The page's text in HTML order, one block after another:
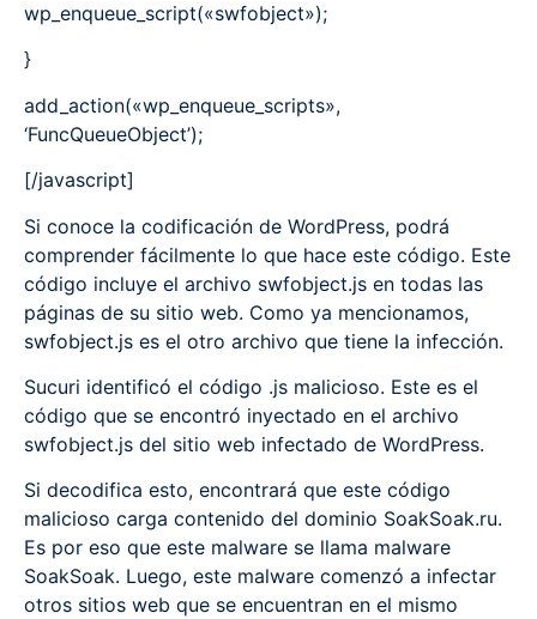
wp_enqueue_script(«swfobject»);
}
add_action(«wp_enqueue_scripts»,
‘FuncQueueObject’);
[/javascript]
Si conoce la codificación de WordPress, podrá
comprender fácilmente lo que hace este código. Este
código incluye el archivo swfobject.js en todas las
páginas de su sitio web. Como ya mencionamos,
swfobject.js es el otro archivo que tiene la infección.
Sucuri identificó el código .js malicioso. Este es el
código que se encontró inyectado en el archivo
swfobject.js del sitio web infectado de WordPress.
Si decodifica esto, encontrará que este código
malicioso carga contenido del dominio SoakSoak.ru.
Es por eso que este malware se llama malware
SoakSoak. Luego, este malware comenzó a infectar
otros sitios web que se encuentran en el mismo